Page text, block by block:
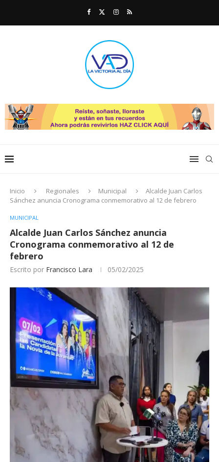
Inicio Regionales Municipal
Alcalde Juan Carlos
Sánchez anuncia Cronograma conmemorativo al 12 de febrero
MUNICIPAL
Alcalde Juan Carlos Sánchez anuncia
Cronograma conmemorativo al 12 de
febrero
Escrito por Francisco Lara 05/02/2025